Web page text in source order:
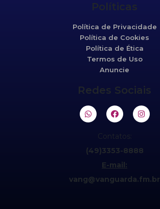
Políticas
Política de Privacidade
Política de Cookies
Política de Ética
Termos de Uso
Anuncie
Redes Sociais
Contatos:
(49)3353-8888
E-mail:
vang@vanguarda.fm.br